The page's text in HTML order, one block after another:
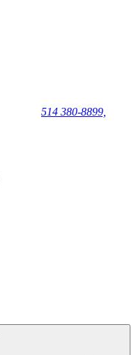
514 380-8899,